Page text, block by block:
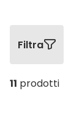
Filtra
11 prodotti